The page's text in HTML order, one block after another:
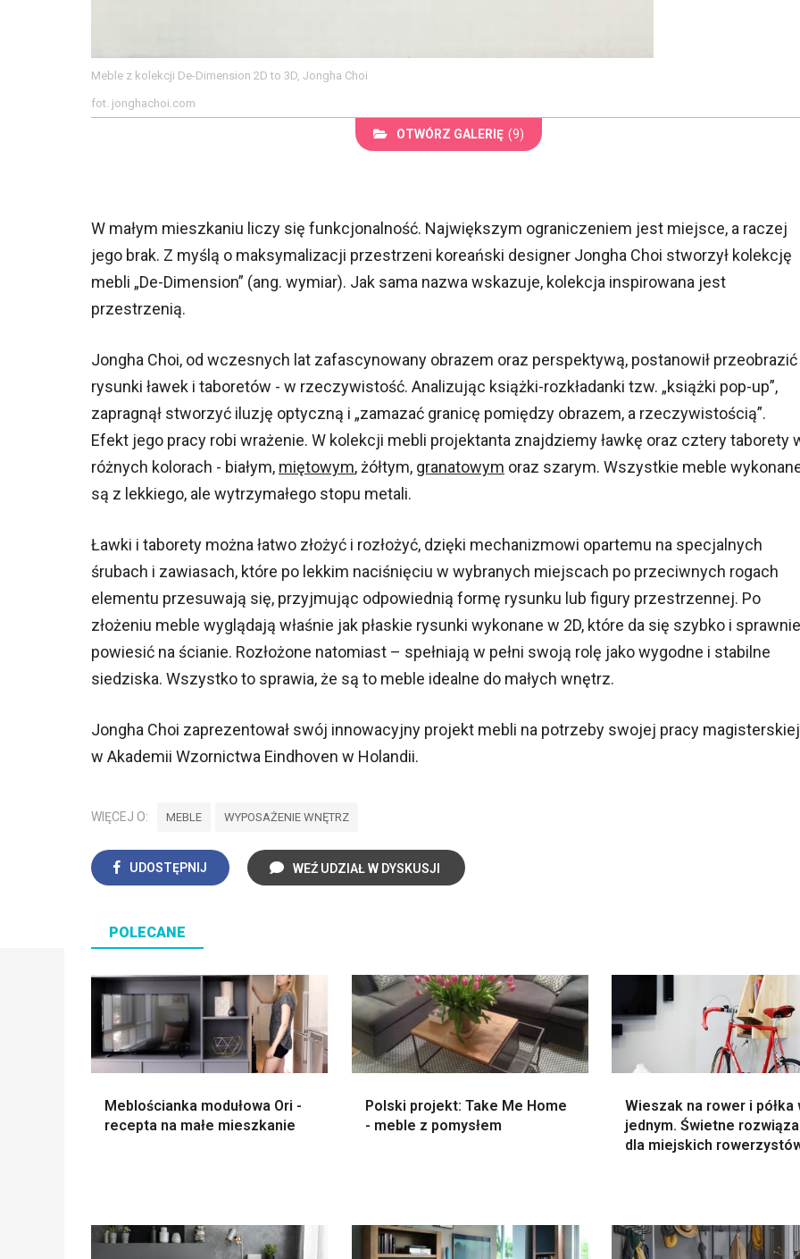
Meble z kolekcji De-Dimension 2D to 3D, Jongha Choi
fot. jonghachoi.com
OTWÓRZ GALERIĘ (9)
W małym mieszkaniu liczy się funkcjonalność. Największym ograniczeniem jest miejsce, a raczej
jego brak. Z myślą o maksymalizacji przestrzeni koreański designer Jongha Choi stworzył kolekcję
mebli „De-Dimension” (ang. wymiar). Jak sama nazwa wskazuje, kolekcja inspirowana jest
przestrzenią.
Jongha Choi, od wczesnych lat zafascynowany obrazem oraz perspektywą, postanowił przeobrazić
rysunki ławek i taboretów - w rzeczywistość. Analizując książki-rozkładanki tzw. „książki pop-up”,
zapragnął stworzyć iluzję optyczną i „zamazać granicę pomiędzy obrazem, a rzeczywistością”.
Efekt jego pracy robi wrażenie. W kolekcji mebli projektanta znajdziemy ławkę oraz cztery taborety
różnych kolorach - białym, miętowym, żółtym, granatowym oraz szarym. Wszystkie meble
są z lekkiego, ale wytrzymałego stopu metali.
Ławki i taborety można łatwo złożyć i rozłożyć, dzięki mechanizmowi opartemu na specjalnych
śrubach i zawiasach, które po lekkim naciśnięciu w wybranych miejscach po przeciwnych rogach
elementu przesuwają się, przyjmując odpowiednią formę rysunku lub figury przestrzennej. Po
złożeniu meble wyglądają właśnie jak płaskie rysunki wykonane w 2D, które da się szybko i sprawnie
powiesić na ścianie. Rozłożone natomiast – spełniają w pełni swoją rolę jako wygodne i stabilne
siedziska. Wszystko to sprawia, że są to meble idealne do małych wnętrz.
Jongha Choi zaprezentował swój innowacyjny projekt mebli na potrzeby swojej pracy magisterskiej
w Akademii Wzornictwa Eindhoven w Holandii.
WIĘCEJ O: MEBLE WYPOSAŻENIE WNĘTRZ
UDOSTĘPNIJ WEŹ UDZIAŁ W DYSKUSJI
POLECANE
Meblościanka modułowa Ori -
recepta na małe mieszkanie
Polski projekt: Take Me Home
- meble z pomysłem
Wieszak na rower i półka
jednym. Świetne
dla miejskich